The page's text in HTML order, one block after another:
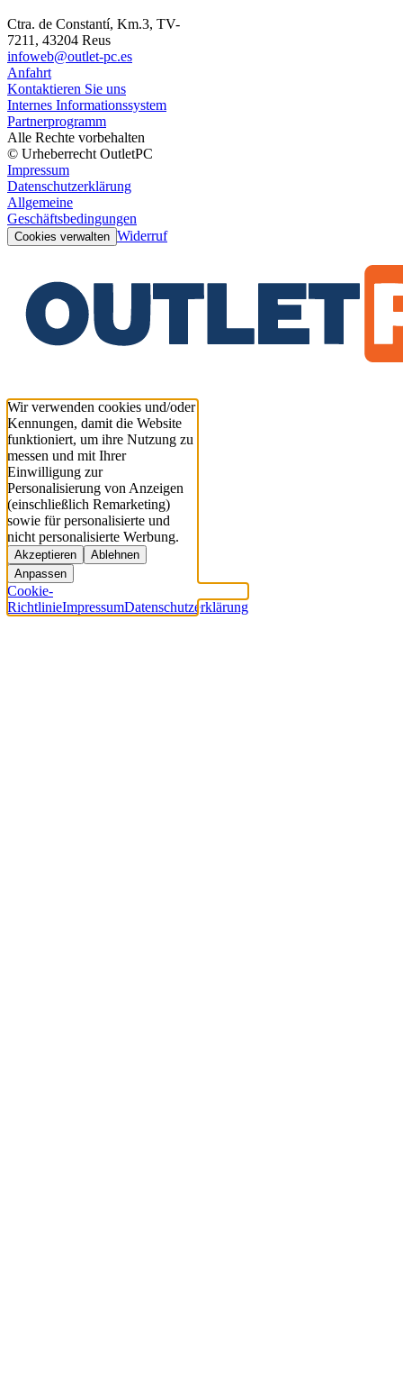
Ctra. de Constantí, Km.3, TV-
7211, 43204 Reus
infoweb@outlet-pc.es
Anfahrt
Kontaktieren Sie uns
Internes Informationssystem
Partnerprogramm
Alle Rechte vorbehalten
© Urheberrecht OutletPC
Impressum
Datenschutzerklärung
Allgemeine
Geschäftsbedingungen
Cookies verwalten Widerruf
Wir verwenden cookies und/oder
Kennungen, damit die Website
funktioniert, um ihre Nutzung zu
messen und mit Ihrer
Einwilligung zur
Personalisierung von Anzeigen
(einschließlich Remarketing)
sowie für personalisierte und
nicht personalisierte Werbung.
Akzeptieren
Ablehnen
Anpassen
Cookie-
RichtlinieImpressumDatenschutzerklärung